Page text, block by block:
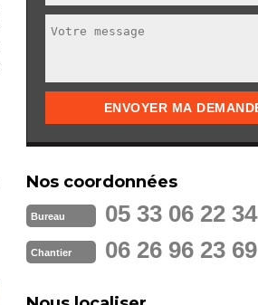
Nos coordonnées
Bureau 05 33 06 22 34
Chantier 06 26 96 23 69